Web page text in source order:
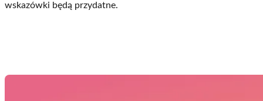
wskazówki będą przydatne.